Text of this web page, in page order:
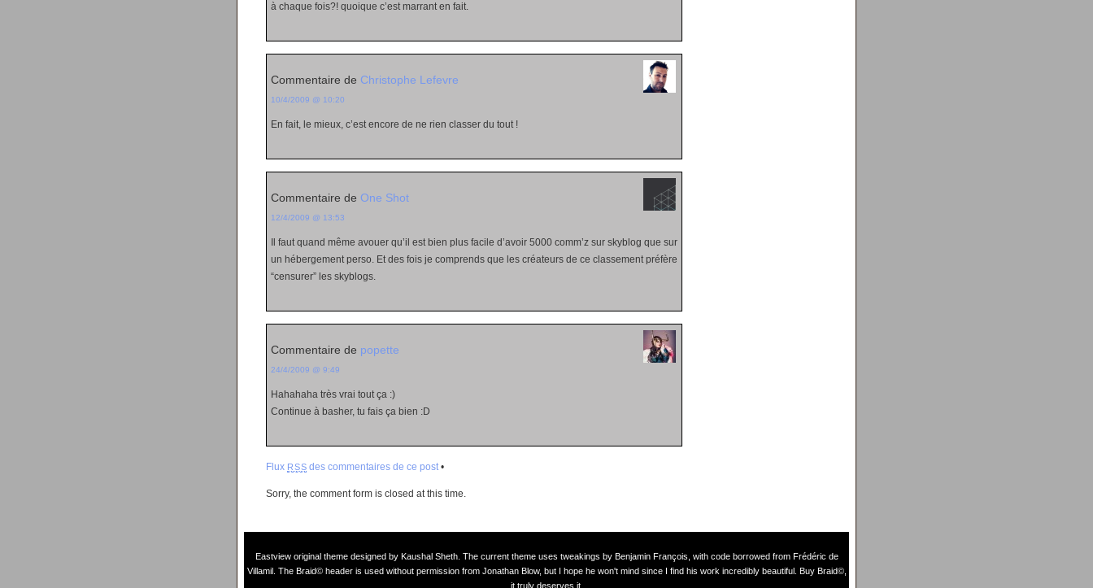
à chaque fois?! quoique c’est marrant en fait.
Commentaire de Christophe Lefevre
10/4/2009 @ 10:20
En fait, le mieux, c’est encore de ne rien classer du tout !
Commentaire de One Shot
12/4/2009 @ 13:53
Il faut quand même avouer qu’il est bien plus facile d’avoir 5000 comm’z sur skyblog que sur
un hébergement perso. Et des fois je comprends que les créateurs de ce classement préfère
“censurer” les skyblogs.
Commentaire de popette
24/4/2009 @ 9:49
Hahahaha très vrai tout ça :)
Continue à basher, tu fais ça bien :D
Flux RSS des commentaires de ce post•
Sorry, the comment form is closed at this time.
Eastview original theme designed by Kaushal Sheth. The current theme uses tweakings by Benjamin François , with code borrowed from Frédéric de
Villamil. The Braid© header is used without permission from Jonathan Blow, but I hope he won't mind since I find his work incredibly beautiful. Buy Braid©,
it truly deserves it.